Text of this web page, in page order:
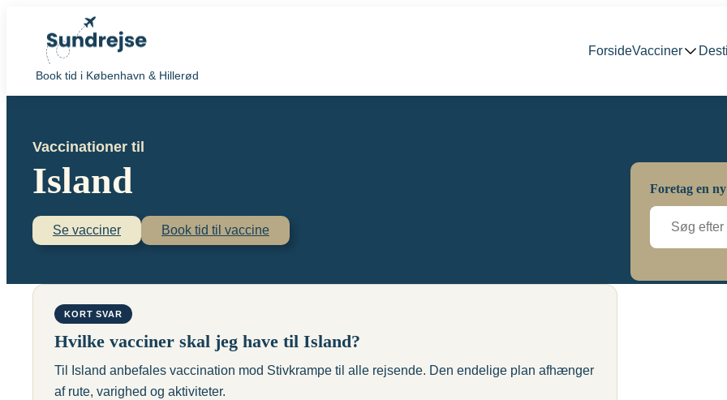
Book tid i København & Hillerød
ForsideVacciner
Vaccinationer til
Island
Se vacciner Book tid til vaccine
KORT SVAR
Hvilke vacciner skal jeg have til Island?
Til Island anbefales vaccination mod Stivkrampe til alle rejsende. Den endelige plan afhænger
af rute, varighed og aktiviteter.
Foretag en